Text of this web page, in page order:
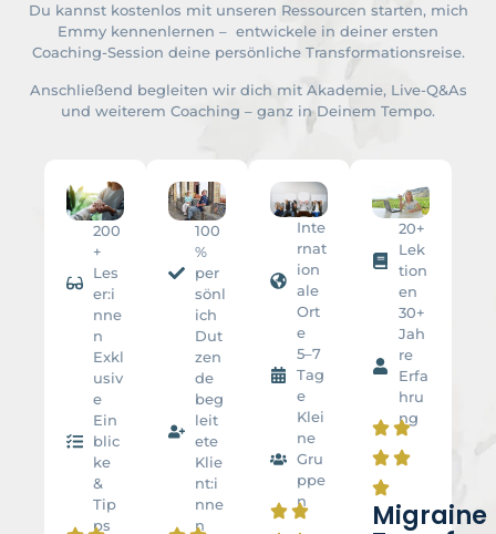
Du kannst kostenlos mit unseren Ressourcen starten, mich
Emmy kennenlernen – entwickele in deiner ersten
Coaching-Session deine persönliche Transformationsreise.
Anschließend begleiten wir dich mit Akademie, Live-Q&As
und weiterem Coaching – ganz in Deinem Tempo.
200
+
Les
er:i
nne
n
Exkl
usiv
e
Ein
blic
ke
&
Tip
ps
100
%
per
sönl
ich
Dut
zen
de
beg
leit
ete
Klie
nt:i
nne
n
Inte
rnat
ion
ale
Ort
e
5–7
Tag
e
Klei
ne
Gru
ppe
n
20+
Lek
tion
en
30+
Jah
re
Erfa
hru
ng
Migraine